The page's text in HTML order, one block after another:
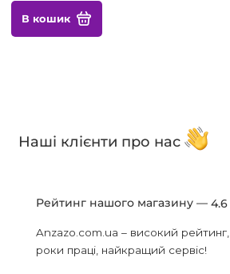
В кошик
Наші клієнти про нас
Рейтинг нашого магазину — 4.6
Anzazo.com.ua – високий рейтинг,
роки праці, найкращий сервіс!